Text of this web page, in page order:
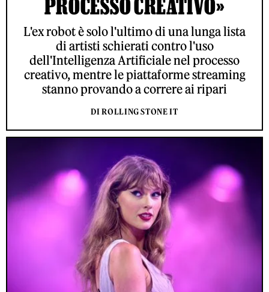
PROCESSO CREATIVO»
L'ex robot è solo l'ultimo di una lunga lista
di artisti schierati contro l'uso
dell'Intelligenza Artificiale nel processo
creativo, mentre le piattaforme streaming
stanno provando a correre ai ripari
DI ROLLING STONE IT